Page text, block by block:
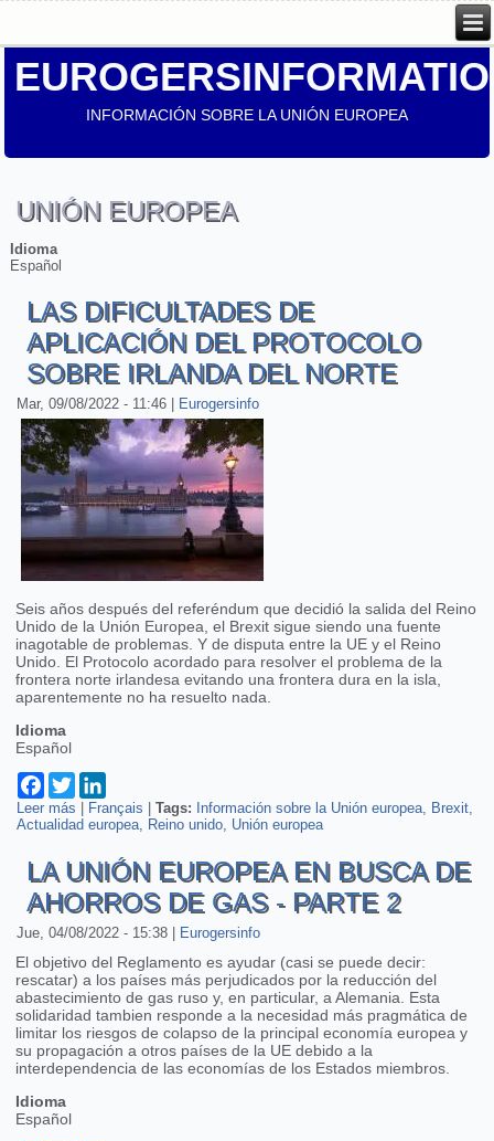
INFORMACIÓN SOBRE LA UNIÓN EUROPEA
UNIÓN EUROPEA
Idioma
Español
LAS DIFICULTADES DE
APLICACIÓN DEL PROTOCOLO
SOBRE IRLANDA DEL NORTE
Mar, 09/08/2022 - 11:46 Eurogersinfo
Seis años después del referéndum que decidió la salida del Reino
Unido de la Unión Europea, el Brexit sigue siendo una fuente
inagotable de problemas. Y de disputa entre la UE y el Reino
Unido. El Protocolo acordado para resolver el problema de la
frontera norte irlandesa evitando una frontera dura en la isla,
aparentemente no ha resuelto nada.
Idioma
Español
Facebook
Twitter
Leer más sobre Las dificultades de aplicación del Protocolo sobre Irlanda
del Norte
Français |Tags: Información sobre la Unión europea
Brexit
Actualidad europea
Reino unido Unión europea
LA UNIÓN EUROPEA EN BUSCA DE
AHORROS DE GAS - PARTE 2
Jue, 04/08/2022 - 15:38 Eurogersinfo
El objetivo del Reglamento es ayudar (casi se puede decir:
rescatar) a los países más perjudicados por la reducción del
abastecimiento de gas ruso y, en particular, a Alemania. Esta
solidaridad tambien responde a la necesidad más pragmática de
limitar los riesgos de colapso de la principal economía europea y
su propagación a otros países de la UE debido a la
interdependencia de las economías de los Estados miembros.
Idioma
Español